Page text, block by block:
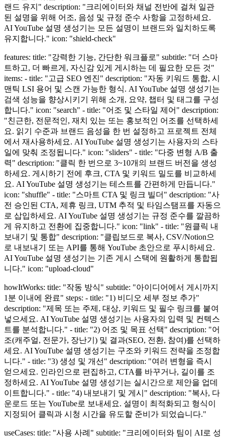
랜드 유지" description: "크리에이터와 채널 전반에 걸쳐 일관
된 설명을 위해 어조, 음성 및 규정 준수 사항을 고정하세요.
AI YouTube 설명 생성기는 모든 설명이 브랜드와 일치하도록
유지합니다." icon: "shield-check"
features: title: "강력한 기능, 간단한 워크플로" subtitle: "더 스마
트하고, 더 빠르게, 자신감 있게 게시하는 데 필요한 모든 것"
items: - title: "고급 SEO 엔진" description: "자동 키워드 통합, 시
맨틱 LSI 용어 및 스캔 가능한 형식. AI YouTube 설명 생성기는
검색 성능을 향상시키기 위해 소개, 요약, 챕터 및 태그를 구성
합니다." icon: "search" - title: "어조 및 스타일 제어" description:
"친근한, 전문적인, 재치 있는 또는 홍보적인 어조를 선택하세
요. 읽기 수준과 브랜드 음성을 한 번 설정하고 프로젝트 전체
에서 재사용하세요. AI YouTube 설명 생성기는 사용자의 스타
일에 맞춰 조정됩니다." icon: "sliders" - title: "다중 변형 A/B 출
력" description: "클릭 한 번으로 3~10개의 브랜드 버전을 생성
하세요. 게시하기 전에 후크, CTA 및 키워드 밀도를 비교하세
요. AI YouTube 설명 생성기는 테스트를 간편하게 만듭니다."
icon: "shuffle" - title: "스마트 CTA 및 링크 빌더" description: "사
전 승인된 CTA, 제휴 링크, UTM 추적 및 타임스탬프를 자동으
로 삽입하세요. AI YouTube 설명 생성기는 규정 준수를 깔끔하
게 유지하고 전환에 집중합니다." icon: "link" - title: "원클릭 내
보내기 및 통합" description: "클립보드로 복사, CSV/Notion으
로 내보내기 또는 API를 통해 YouTube 초안으로 푸시하세요.
AI YouTube 설명 생성기는 기존 게시 스택에 원활하게 통합됩
니다." icon: "upload-cloud"
howItWorks: title: "작동 방식" subtitle: "아이디어에서 게시까지
1분 이내에 완료" steps: - title: "1) 비디오 세부 정보 추가"
description: "제목 또는 주제, 대상, 키워드 및 필수 링크를 붙여
넣으세요. AI YouTube 설명 생성기는 사용자의 입력 및 컨텍스
트를 분석합니다." - title: "2) 어조 및 목표 선택" description: "어
조(캐주얼, 전문가, 장난기) 및 결과(SEO, 전환, 참여)를 선택하
세요. AI YouTube 설명 생성기는 구조와 키워드 전략을 조정합
니다." - title: "3) 생성 및 개선" description: "여러 변형을 즉시
얻으세요. 인라인으로 편집하고, CTA를 바꾸거나, 길이를 조
정하세요. AI YouTube 설명 생성기는 실시간으로 제안을 업데
이트합니다." - title: "4) 내보내기 및 게시" description: "복사, 다
운로드 또는 YouTube로 보내세요. 설명이 최적화되고 형식이
지정되어 클릭과 시청 시간을 유도할 준비가 되었습니다."
useCases: title: "사용 사례" subtitle: "크리에이터와 팀이 AI로 성